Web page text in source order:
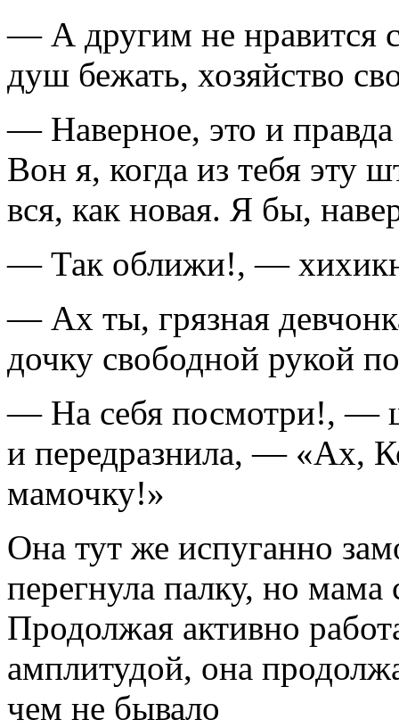
— А другим не нравится
душ бежать, хозяйство
— Наверное, это и
Вон я, когда из тебя эту
вся, как новая. Я бы,
— Так оближи!, —
— Ах ты, грязная
дочку свободной рукой
— На себя посмотри!, —
и передразнила, — «Ах,
мамочку!»
Она тут же испуганно
перегнула палку, но
Продолжая активно
амплитудой, она
чем не бывало